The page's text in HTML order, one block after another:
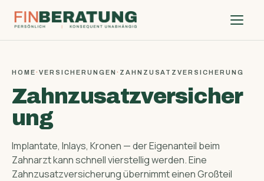
HOME· VERSICHERUNGEN · ZAHNZUSATZVERSICHERUNG
Zahnzusatzversicher
ung
Implantate, Inlays, Kronen — der Eigenanteil beim
Zahnarzt kann schnell vierstellig werden. Eine
Zahnzusatz­versicherung übernimmt einen Großteil